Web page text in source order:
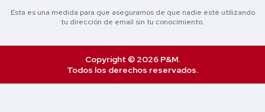
Esta es una medida para que asegurarnos de que nadie esté utilizando
tu dirección de email sin tu conocimiento.
Copyright © 2026 P&M.
Todos los derechos reservados.